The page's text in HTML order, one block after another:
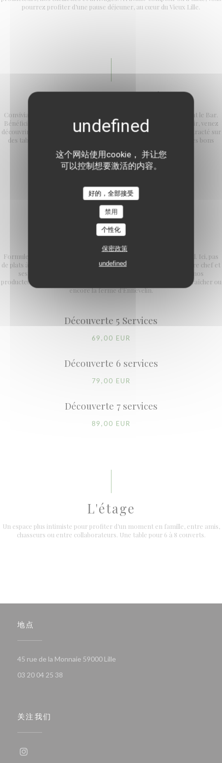
这个网站使用cookie， 并让您
可以控制想要激活的内容。
好的，全部接受
禁用
个性化
保密政策
undefined
pourrez profiter d’une pause déjeuner, au cœur du Vieux Lille.
L'Avant comptoir
Convivialité et simplicité sont les maîtres mots de cet espace avant le Bar.
Bénéficiez des mêmes prestations qu'en salle. Le soir, au comptoir, venez
découvrir notre formule en 5, 6 ou 7 services dans un cadre décontracté sur
des tabourets hauts à l'assise confortable. Des bonnes quilles, des bons
petits plats et des copains !
FORMULE DECOUVERTE
Formule unique en 5, 6 ou 7 services, tous les soirs et les week-end. Ici, pas
de plats à la carte mais l'opportunité de découvrir la cuisine de notre chef et
ses équipes. Des produits de saison et en collaboration avec nos
producteurs préférés comme Alex Dequidt, Jean Michel notre maraîcher ou
encore la ferme d'Ennevelin.
Découverte 5 Services
69,00 EUR
Découverte 6 services
79,00 EUR
Découverte 7 services
89,00 EUR
L'étage
Un espace plus intimiste pour profiter d’un moment en famille, entre amis,
chasseurs ou entre collaborateurs. Une table pour 6 à 8 couverts.
地点
45 rue de la Monnaie 59000 Lille
03 20 04 25 38
关注我们